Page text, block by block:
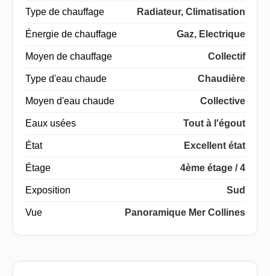
Type de chauffage Radiateur, Climatisation
Énergie de chauffage Gaz, Electrique
Moyen de chauffage Collectif
Type d'eau chaude Chaudière
Moyen d'eau chaude Collective
Eaux usées Tout à l'égout
État Excellent état
Étage 4ème étage / 4
Exposition Sud
Vue Panoramique Mer Collines